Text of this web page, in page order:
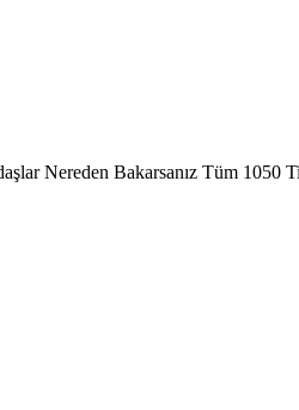
Nereden Bakarsanız Tüm